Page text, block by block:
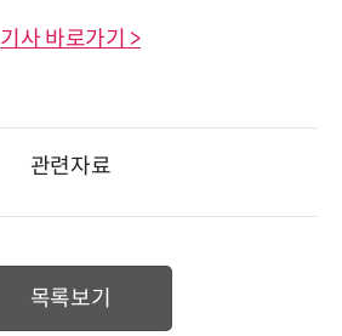
기사 바로가기 >
관련자료
목록보기